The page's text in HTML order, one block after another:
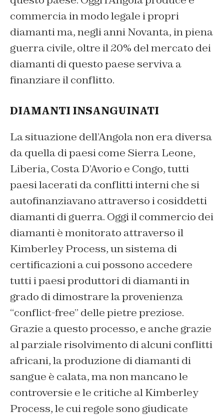
commercia in modo legale i propri
diamanti ma, negli anni Novanta, in piena
guerra civile, oltre il 20% del mercato dei
diamanti di questo paese serviva a
finanziare il conflitto.
DIAMANTI INSANGUINATI
La situazione dell’Angola non era diversa
da quella di paesi come Sierra Leone,
Liberia, Costa D’Avorio e Congo, tutti
paesi lacerati da conflitti interni che si
autofinanziavano attraverso i cosiddetti
diamanti di guerra. Oggi il commercio dei
diamanti è monitorato attraverso il
Kimberley Process, un sistema di
certificazioni a cui possono accedere
tutti i paesi produttori di diamanti in
grado di dimostrare la provenienza
“conflict-free” delle pietre preziose.
Grazie a questo processo, e anche grazie
al parziale risolvimento di alcuni conflitti
africani, la produzione di diamanti di
sangue è calata, ma non mancano le
controversie e le critiche al Kimberley
Process, le cui regole sono giudicate